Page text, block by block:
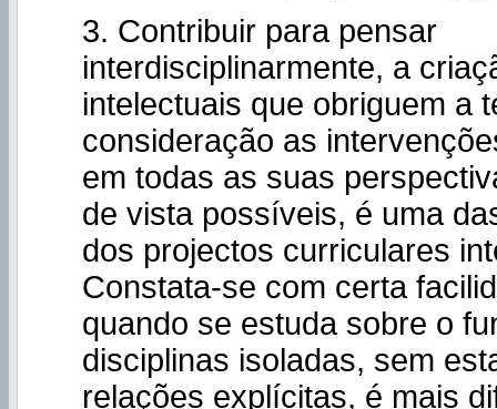
3. Contribuir para pensar
interdisciplinarmente, a
intelectuais que obriguem a
consideração as
em todas as suas
de vista possíveis, é uma
dos projectos curriculares
Constata-se com certa
quando se estuda sobre o
disciplinas isoladas, sem
relações explícitas, é mais